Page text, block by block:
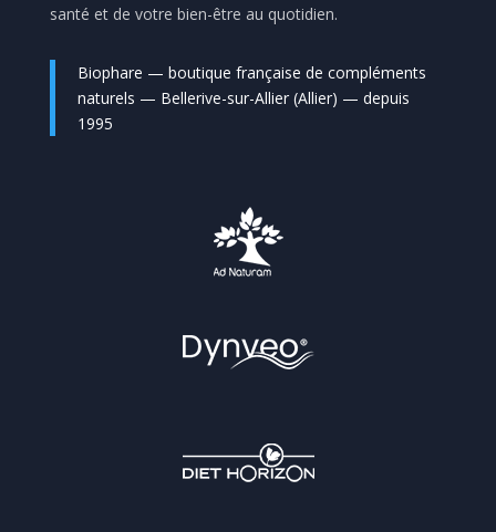
santé et de votre bien-être au quotidien.
Biophare — boutique française de compléments
naturels — Bellerive-sur-Allier (Allier) — depuis
1995